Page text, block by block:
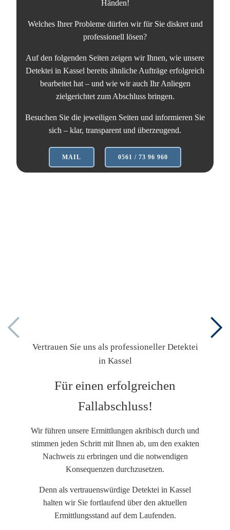
Händen!
Welches Ihrer Probleme dürfen wir für Sie diskret und
professionell lösen?
Auf den folgenden Seiten zeigen wir Ihnen, wie unsere
Detektei in Kassel bereits ähnliche Aufträge erfolgreich
bearbeitet hat – und wie wir auch Ihr Anliegen
zielgerichtet zum Abschluss bringen.
Besuchen Sie die jeweiligen Seiten und informieren Sie
sich – klar, transparent und überzeugend.
MAIL 0561 / 73 96 960
Vertrauen Sie uns als professioneller Detektei
in Kassel
Für einen erfolgreichen
Fallabschluss!
Wir führen unsere Ermittlungen akribisch durch und
stimmen jeden Schritt mit Ihnen ab, um den exakten
Nachweis zu erbringen und die notwendigen
Konsequenzen durchzusetzen.
Denn als vertrauenswürdige Detektei in Kassel
halten wir Sie fortlaufend über den aktuellen
Ermittlungsstand auf dem Laufenden.